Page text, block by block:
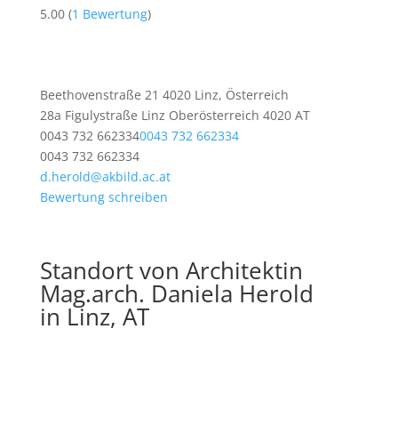
5.00(1 Bewertung)
Beethovenstraße 21 4020 Linz, Österreich
28a Figulystraße Linz Oberösterreich 4020 AT
0043 732 6623340043 732 662334
0043 732 662334
d.herold@akbild.ac.at
Bewertung schreiben
Standort von Architektin
Mag.arch. Daniela Herold
in Linz, AT